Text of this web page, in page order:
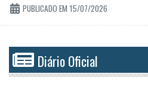
PUBLICADO EM 15/07/2026
Diário Oficial